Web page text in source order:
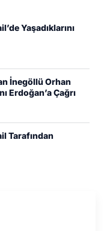
Yaşadıklarını
İnegöllü Orhan
Erdoğan’a Çağrı
Tarafından